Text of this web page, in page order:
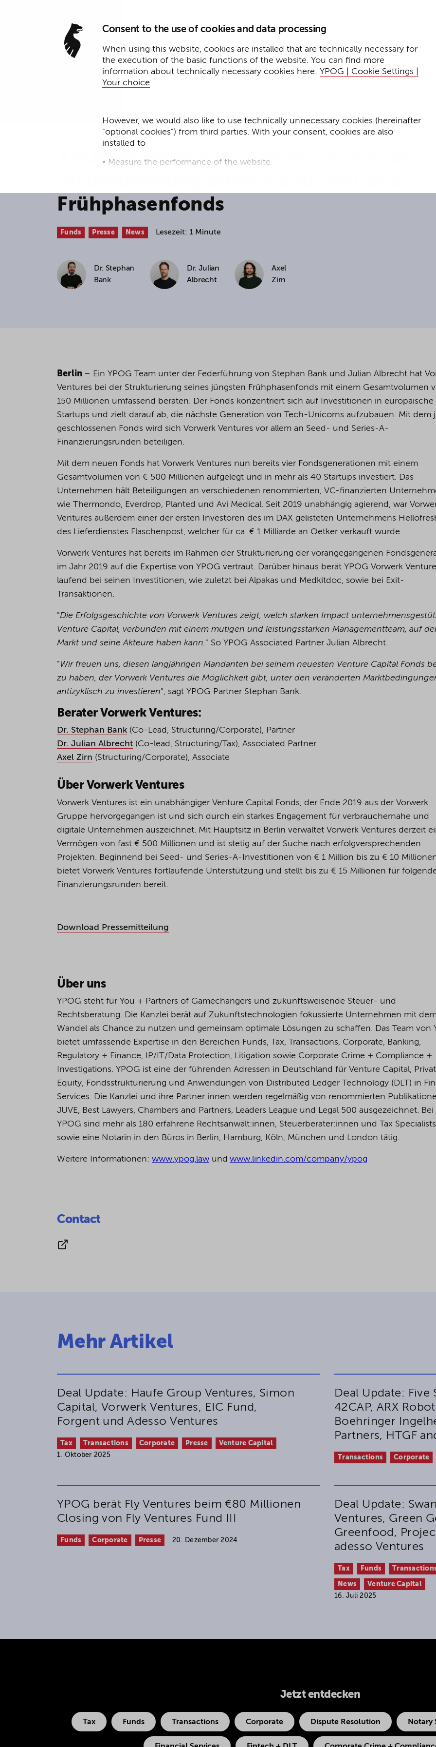
Consent to the use of cookies and data processing
When using this website, cookies are installed that are technically necessary for
the execution of the basic functions of the website. You can find more
information about technically necessary cookies here: YPOG | Cookie Settings |
Your choice.
However, we would also like to use technically unnecessary cookies (hereinafter
"optional cookies") from third parties. With your consent, cookies are also
installed to
• Measure the performance of the website
• Track your online behavior for targeted advertising purposes.
If you agree to all optional cookies being used for the previously mentioned
to reject all optional cookies.
Home
Expertise Presse
Events
5. August 2022
YPOG berät Vorwerk Ventures bei der
Frühphasenfonds
Funds Presse News Lesezeit: 1 Minute
Dr. Stephan
Bank
Dr. Julian
Albrecht
Axel
Zirn
Berlin – Ein YPOG Team unter der Federführung von Stephan Bank und Julian Albrecht hat
Ventures bei der Strukturierung seines jüngsten Frühphasenfonds mit einem Gesamtvolumen
150 Millionen umfassend beraten. Der Fonds konzentriert sich auf Investitionen in europäische
Startups und zielt darauf ab, die nächste Generation von Tech-Unicorns aufzubauen. Mit dem
geschlossenen Fonds wird sich Vorwerk Ventures vor allem an Seed- und Series-A-
Finanzierungsrunden beteiligen.
Mit dem neuen Fonds hat Vorwerk Ventures nun bereits vier Fondsgenerationen mit einem
Gesamtvolumen von € 500 Millionen aufgelegt und in mehr als 40 Startups investiert. Das
Unternehmen hält Beteiligungen an verschiedenen renommierten, VC-finanzierten
wie Thermondo, Everdrop, Planted und Avi Medical. Seit 2019 unabhängig agierend, war
Ventures außerdem einer der ersten Investoren des im DAX gelisteten Unternehmens
des Lieferdienstes Flaschenpost, welcher für ca. € 1 Milliarde an Oetker verkauft wurde.
Vorwerk Ventures hat bereits im Rahmen der Strukturierung der vorangegangenen
im Jahr 2019 auf die Expertise von YPOG vertraut. Darüber hinaus berät YPOG Vorwerk
laufend bei seinen Investitionen, wie zuletzt bei Alpakas und Medkitdoc, sowie bei Exit-
Transaktionen.
"Die Erfolgsgeschichte von Vorwerk Ventures zeigt, welch starken Impact
Venture Capital, verbunden mit einem mutigen und leistungsstarken Managementteam, auf
Markt und seine Akteure haben kann." So YPOG Associated Partner Julian Albrecht.
"Wir freuen uns, diesen langjährigen Mandanten bei seinem neuesten Venture Capital Fonds
zu haben, der Vorwerk Ventures die Möglichkeit gibt, unter den veränderten
antizyklisch zu investieren", sagt YPOG Partner Stephan Bank.
Berater Vorwerk Ventures:
Dr. Stephan Bank (Co-Lead, Structuring/Corporate), Partner
Dr. Julian Albrecht (Co-lead, Structuring/Tax), Associated Partner
Axel Zirn (Structuring/Corporate), Associate
Über Vorwerk Ventures
Vorwerk Ventures ist ein unabhängiger Venture Capital Fonds, der Ende 2019 aus der Vorwerk
Gruppe hervorgegangen ist und sich durch ein starkes Engagement für verbrauchernahe und
digitale Unternehmen auszeichnet. Mit Hauptsitz in Berlin verwaltet Vorwerk Ventures derzeit
Vermögen von fast € 500 Millionen und ist stetig auf der Suche nach erfolgversprechenden
Projekten. Beginnend bei Seed- und Series-A-Investitionen von € 1 Million bis zu € 10
bietet Vorwerk Ventures fortlaufende Unterstützung und stellt bis zu € 15 Millionen für
Finanzierungsrunden bereit.
Download Pressemitteilung
Über uns
YPOG steht für You + Partners of Gamechangers und zukunftsweisende Steuer- und
Rechtsberatung. Die Kanzlei berät auf Zukunftstechnologien fokussierte Unternehmen mit
Wandel als Chance zu nutzen und gemeinsam optimale Lösungen zu schaffen. Das Team von
bietet umfassende Expertise in den Bereichen Funds, Tax, Transactions, Corporate, Banking,
Regulatory + Finance, IP/IT/Data Protection, Litigation sowie Corporate Crime + Compliance +
Investigations. YPOG ist eine der führenden Adressen in Deutschland für Venture Capital,
Equity, Fondsstrukturierung und Anwendungen von Distributed Ledger Technology (DLT) in
Services. Die Kanzlei und ihre Partner:innen werden regelmäßig von renommierten
JUVE, Best Lawyers, Chambers and Partners, Leaders League und Legal 500 ausgezeichnet. Bei
YPOG sind mehr als 180 erfahrene Rechtsanwält:innen, Steuerberater:innen und Tax Specialists
sowie eine Notarin in den Büros in Berlin, Hamburg, Köln, München und London tätig.
Weitere Informationen: www.ypog.law und www.linkedin.com/company/ypog
Contact
Mehr Artikel
Deal Update: Haufe Group Ventures, Simon
Capital, Vorwerk Ventures, EIC Fund,
Forgent und Adesso Ventures
Tax Transactions Corporate Presse
Venture Capital
1. Oktober 2025
Deal Update: Five
42CAP, ARX
Boehringer
Partners, HTGF
Transactions Corporate
YPOG berät Fly Ventures beim €80 Millionen
Closing von Fly Ventures Fund III
Funds Corporate Presse 20. Dezember 2024
Deal Update:
Ventures, Green
Greenfood,
adesso Ventures
Tax Funds
News
Venture Capital
16. Juli 2025
Jetzt entdecken
Tax Funds Transactions Corporate Dispute Resolution Notary